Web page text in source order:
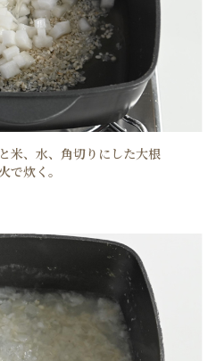
米、水、角切りにした大根
で炊く。